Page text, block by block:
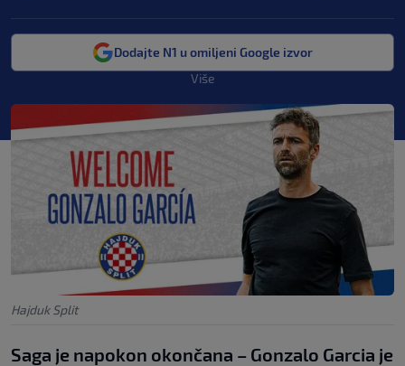
Dodajte N1 u omiljeni Google izvor
Više
Hajduk Split
Saga je napokon okončana – Gonzalo Garcia je